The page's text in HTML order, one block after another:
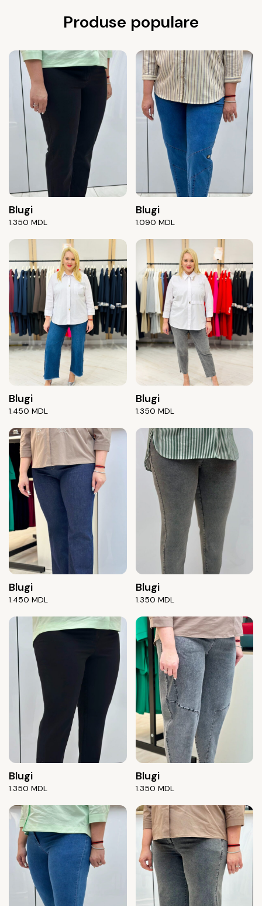
Produse populare
Blugi
1.350 MDL
Blugi
1.090 MDL
Blugi
1.450 MDL
Blugi
1.350 MDL
Blugi
1.450 MDL
Blugi
1.350 MDL
Blugi
1.350 MDL
Blugi
1.350 MDL